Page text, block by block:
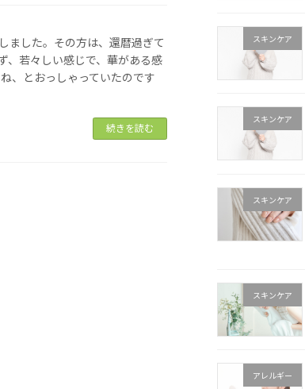
ました。その方は、還暦過ぎて
、若々しい感じで、華がある感
、とおっしゃっていたのです
続きを読む
スキンケア
スキンケア
スキンケア
スキンケア
アレルギー